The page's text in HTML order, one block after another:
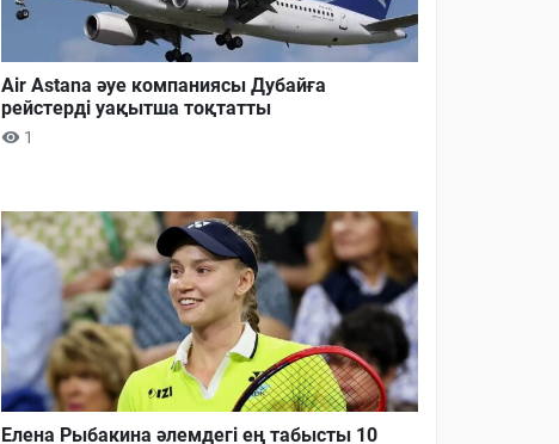
Air Astana әуе компаниясы Дубайға
рейстерді уақытша тоқтатты
1
Елена Рыбакина әлемдегі ең табысты 10